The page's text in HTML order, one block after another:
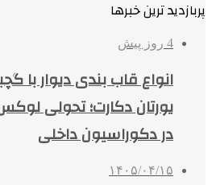
پربازدید ترین خبرها
4 روز پیش
انواع قاب بندی دیوار با
یورتان دکارت؛ تحولی
در دکوراسیون داخلی
۱۴۰۵/۰۴/۱۵